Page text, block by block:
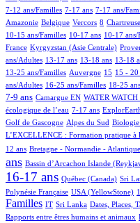
7-12 ans/Familles
2/615 7-17 ans
24/615 7-17 ans/
21/615
2/615
7/615
4/615
Amazonie
1/615 Belgique
1/615 Vercors
42/615 8
1/615 Chartreuse
6/615
62/615
3/615
1/615
10-15 ans/Familles
9/615 10-17 ans
8/615 10-17 ans/
4/615
38/615
36/615
7/615
France
50/615Kyrgyzstan (Asie Centrale)
122/615
274/615
15/615
1/615
1/615
ans/Adultes
90/615 13-17 ans
8/615 13-18 ans
30/615 13-18
7/615
1/615
4/615
13-25 ans/Familles
3/615 Auvergne
119/615 15
16/615 15 - 20
37/615
55/615
2/615
2/615
ans/Adultes
2/615 16-25 ans/Familles
11/615 18-25
48/615
41/615
154/615
7-9 ans
2/615 Camargue
117/615 EN
10/615
WATER
écologique de l’eau
11/615 7-17 ans
29/615
17/615
Golf de Gascogne
12/615 Alpes du Sud
3/615
84/615
L’EXCELLENCE : Formation pratique à
2/615
7/615
71/615
12 ans
43/615Bretagne - Normandie - Atlantique
138/615
38/615
6/615
351/615
ans
1/615Bassin d’Arcachon
13/615 Islande
22/615
13/615
6/615
2/615
427/615
16-17 ans
24/615 Québec (Canada)
2/615 Sri
9/615
167/615
37/615
20/615
Polynésie Française
7/615 USA (YellowStone)
101/615
240/615
1/615
295/615
Familles
5/615 IT
2/615 Sri Lanka
8/615 Dates, Places,
5/615
12/615
Rapports entre êtres humains et animaux
21/615
4/615